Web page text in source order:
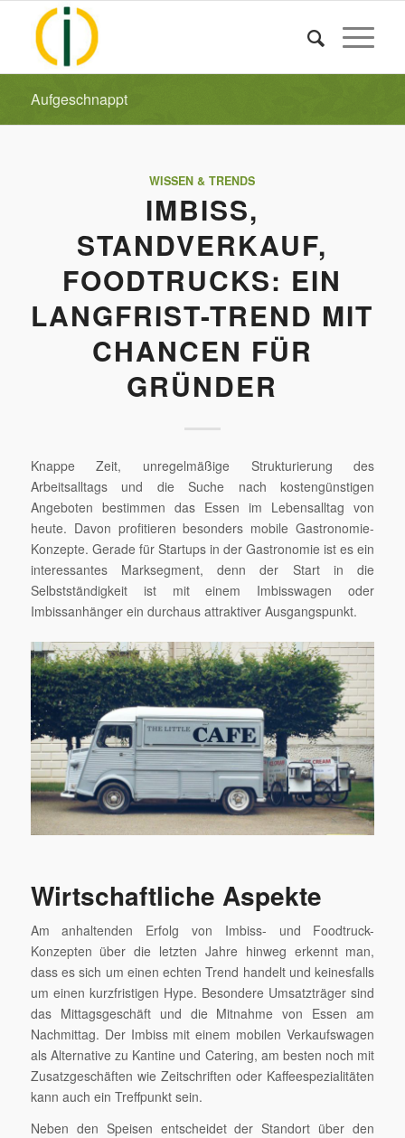
Aufgeschnappt
WISSEN & TRENDS
IMBISS,
STANDVERKAUF,
FOODTRUCKS: EIN
LANGFRIST-TREND MIT
CHANCEN FÜR
GRÜNDER
Knappe Zeit, unregelmäßige Strukturierung des
Arbeitsalltags und die Suche nach kostengünstigen
Angeboten bestimmen das Essen im Lebensalltag von
heute. Davon profitieren besonders mobile Gastronomie-
Konzepte. Gerade für Startups in der Gastronomie ist es ein
interessantes Marksegment, denn der Start in die
Selbstständigkeit ist mit einem Imbisswagen oder
Imbissanhänger ein durchaus attraktiver Ausgangspunkt.
Wirtschaftliche Aspekte
Am anhaltenden Erfolg von Imbiss- und Foodtruck-
Konzepten über die letzten Jahre hinweg erkennt man,
dass es sich um einen echten Trend handelt und keinesfalls
um einen kurzfristigen Hype. Besondere Umsatzträger sind
das Mittagsgeschäft und die Mitnahme von Essen am
Nachmittag. Der Imbiss mit einem mobilen Verkaufswagen
als Alternative zu Kantine und Catering, am besten noch mit
Zusatzgeschäften wie Zeitschriften oder Kaffeespezialitäten
kann auch ein Treffpunkt sein.
Neben den Speisen entscheidet der Standort über den